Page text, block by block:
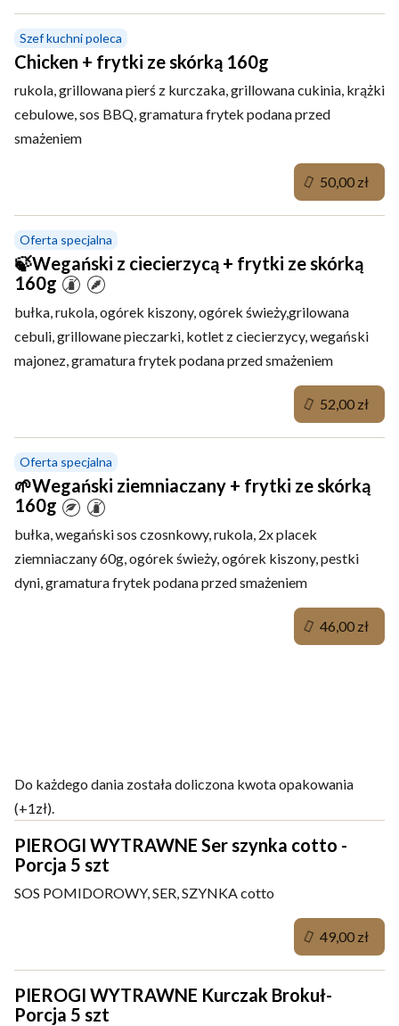
Szef kuchni poleca
Chicken + frytki ze skórką 160g
rukola, grillowana pierś z kurczaka, grillowana cukinia, krążki
cebulowe, sos BBQ, gramatura frytek podana przed
smażeniem
Oferta specjalna
🍃Wegański z ciecierzycą + frytki ze skórką
160g
bułka, rukola, ogórek kiszony, ogórek świeży,grilowana
cebuli, grillowane pieczarki, kotlet z ciecierzycy, wegański
majonez, gramatura frytek podana przed smażeniem
Oferta specjalna
🌱Wegański ziemniaczany + frytki ze skórką
160g
bułka, wegański sos czosnkowy, rukola, 2x placek
ziemniaczany 60g, ogórek świeży, ogórek kiszony, pestki
dyni, gramatura frytek podana przed smażeniem
Do każdego dania została doliczona kwota opakowania
(+1zł).
PIEROGI WYTRAWNE Ser szynka cotto -
Porcja 5 szt
SOS POMIDOROWY, SER, SZYNKA cotto
PIEROGI WYTRAWNE Kurczak Brokuł-
Porcja 5 szt